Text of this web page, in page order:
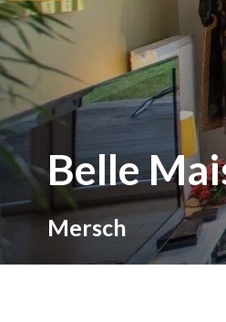
Belle
Mersch